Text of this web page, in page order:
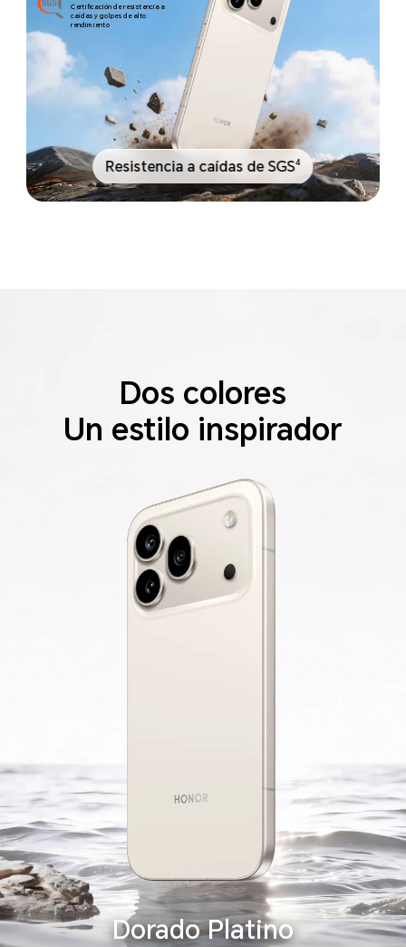
Certificación de resistencia a
caídas y golpes de alto
rendimiento
Resistencia a caídas de SGS4
Dorado Platino
Dos colores
Un estilo inspirador